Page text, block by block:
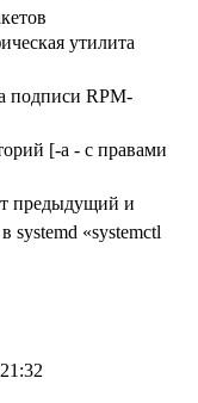
утилита
подписи RPM-
[-a - с правами
предыдущий и
systemd «systemctl